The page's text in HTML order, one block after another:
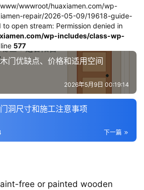
wwwroot/huaxiamen.com/wp-
repair/2026-05-09/19618-guide-
open stream: Permission denied in
wp-includes/class-wp-
577
门优缺点、价格和适用空间
2026年5月9日 00:19:14
洞尺寸和施工注意事项
下一篇
free or painted wooden